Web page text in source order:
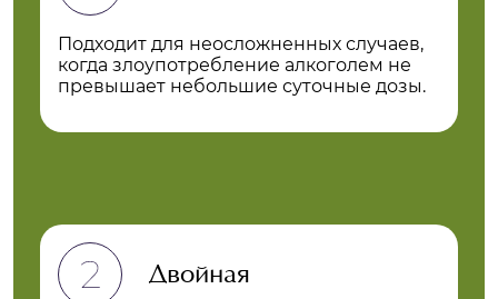
Подходит для неосложненных случаев,
когда злоупотребление алкоголем не
превышает небольшие суточные дозы.
Двойная